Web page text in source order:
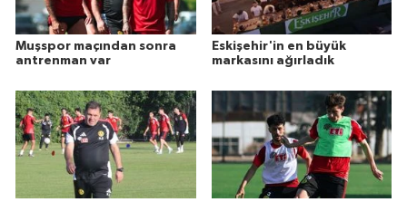
Muşspor maçından sonra
antrenman var
Eskişehir'in en büyük
markasını ağırladık